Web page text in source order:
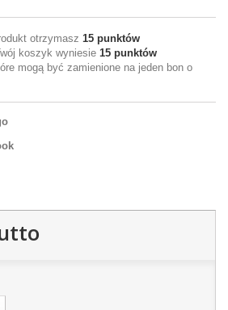
otrzymasz 15 punktów
koszyk wyniesie 15 punktów
mogą być zamienione na jeden bon o